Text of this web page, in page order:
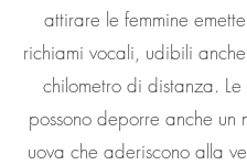
attirare le femmine
richiami vocali, udibili
chilometro di distanza. Le
possono deporre anche un
uova che aderiscono alla